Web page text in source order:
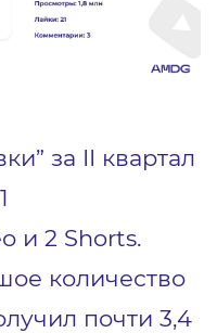
за II квартал
и 2 Shorts.
количество
почти 3,4